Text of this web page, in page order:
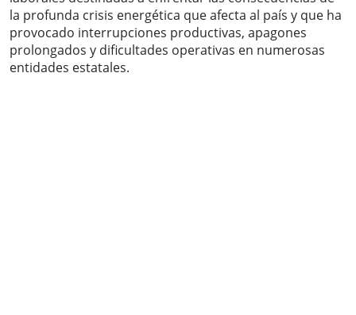
la profunda crisis energética que afecta al país y que ha
provocado interrupciones productivas, apagones
prolongados y dificultades operativas en numerosas
entidades estatales.